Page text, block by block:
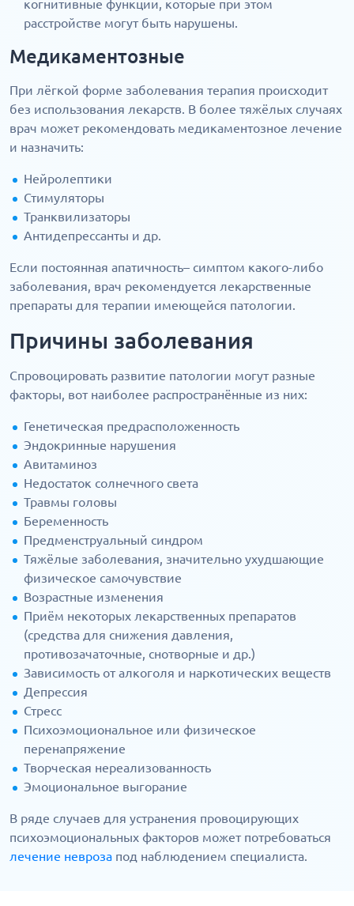
когнитивные функции, которые при этом
расстройстве могут быть нарушены.
Медикаментозные
При лёгкой форме заболевания терапия происходит
без использования лекарств. В более тяжёлых случаях
врач может рекомендовать медикаментозное лечение
и назначить:
Нейролептики
Стимуляторы
Транквилизаторы
Антидепрессанты и др.
Если постоянная апатичность– симптом какого-либо
заболевания, врач рекомендуется лекарственные
препараты для терапии имеющейся патологии.
Причины заболевания
Спровоцировать развитие патологии могут разные
факторы, вот наиболее распространённые из них:
Генетическая предрасположенность
Эндокринные нарушения
Авитаминоз
Недостаток солнечного света
Травмы головы
Беременность
Предменструальный синдром
Тяжёлые заболевания, значительно ухудшающие
физическое самочувствие
Возрастные изменения
Приём некоторых лекарственных препаратов
(средства для снижения давления,
противозачаточные, снотворные и др.)
Зависимость от алкоголя и наркотических веществ
Депрессия
Стресс
Психоэмоциональное или физическое
перенапряжение
Творческая нереализованность
Эмоциональное выгорание
В ряде случаев для устранения провоцирующих
психоэмоциональных факторов может потребоваться
лечение невроза под наблюдением специалиста.